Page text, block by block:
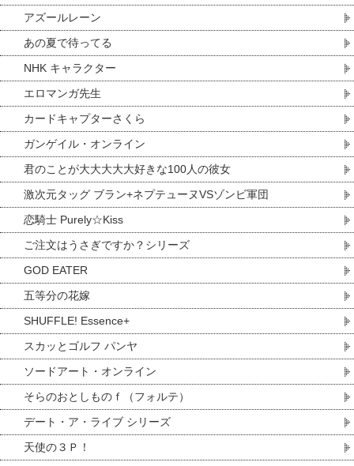
アズールレーン
あの夏で待ってる
NHK キャラクター
エロマンガ先生
カードキャプターさくら
ガンゲイル・オンライン
君のことが大大大大大好きな100人の彼女
激次元タッグ ブラン+ネプテューヌVSゾンビ軍団
恋騎士 Purely☆Kiss
ご注文はうさぎですか？シリーズ
GOD EATER
五等分の花嫁
SHUFFLE! Essence+
スカッとゴルフ パンヤ
ソードアート・オンライン
そらのおとしものｆ（フォルテ）
デート・ア・ライブ シリーズ
天使の３Ｐ！